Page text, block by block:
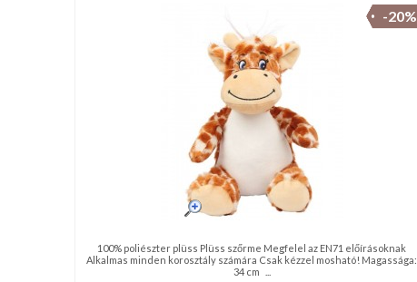
-20%
100% poliészter plüss Plüss szőrme Megfelel az EN71 előírásoknak
Alkalmas minden korosztály számára Csak kézzel mosható! Magassága:
34 cm ...